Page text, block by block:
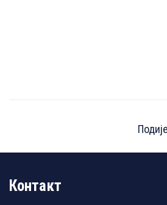
Контакт